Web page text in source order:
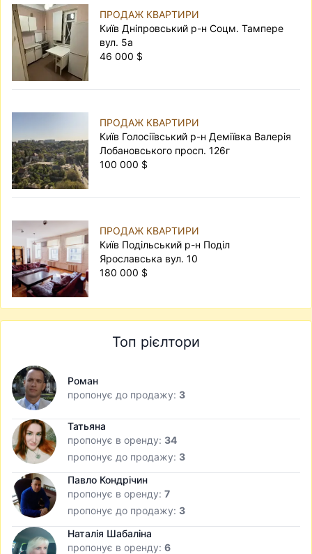
ПРОДАЖ КВАРТИРИ
Київ Дніпровський р-н Соцм. Тампере
вул. 5а
46 000 $
ПРОДАЖ КВАРТИРИ
Київ Голосіївський р-н Деміївка Валерія
Лобановського просп. 126г
100 000 $
ПРОДАЖ КВАРТИРИ
Київ Подільський р-н Поділ
Ярославська вул. 10
180 000 $
Топ рієлтори
Роман
пропонує до продажу: 3
Татьяна
пропонує в оренду: 34
пропонує до продажу: 3
Павло Кондрічин
пропонує в оренду: 7
пропонує до продажу: 3
Наталія Шабаліна
пропонує в оренду: 6